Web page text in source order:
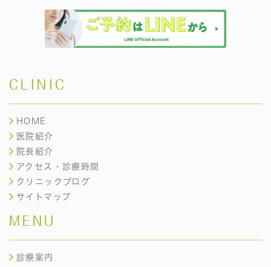
CLINIC
HOME
医院紹介
院長紹介
アクセス・診療時間
クリニックブログ
サイトマップ
MENU
診療案内